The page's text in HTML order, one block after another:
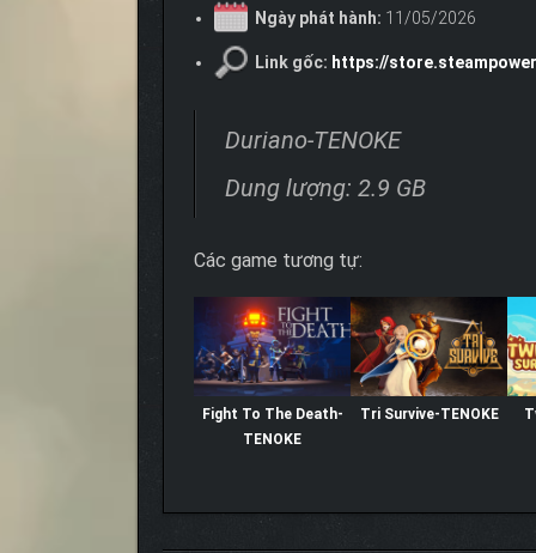
Ngày phát hành: 11/05/2026
Link gốc: https://
Duriano-TENOKE
Dung lượng: 2.9 GB
Các game tương tự:
Fight To The Death-
TENOKE
Tri Survive-TENOKE